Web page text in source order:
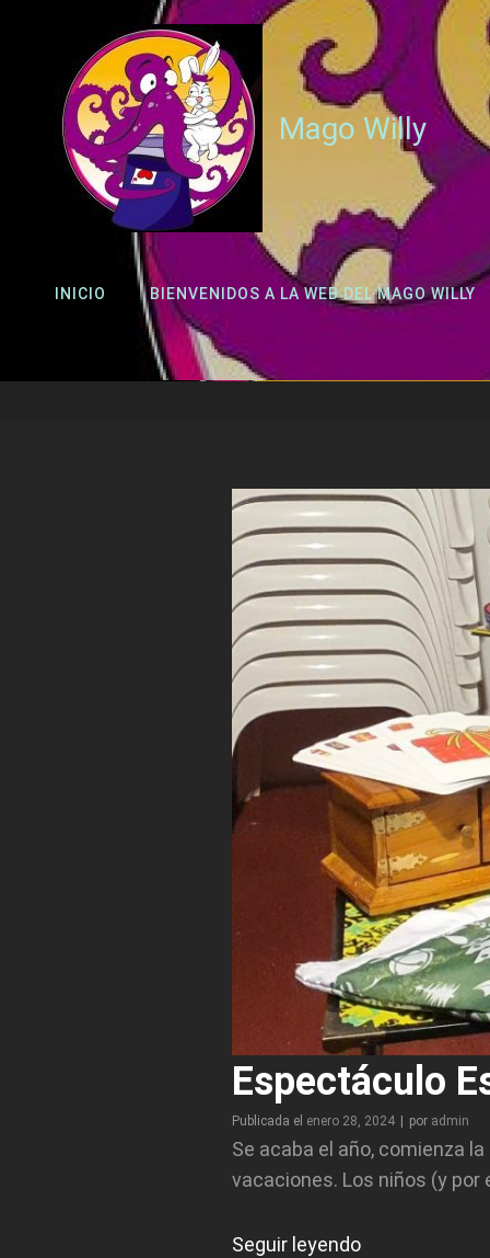
Mago Willy
INICIO BIENVENIDOS A LA WEB DEL MAGO WILLY
Espectáculo
Publicada el enero 28, 2024 | por Byline
admin
Se acaba el año, comienza
vacaciones. Los niños (y por
Seguir leyendoEspectáculo